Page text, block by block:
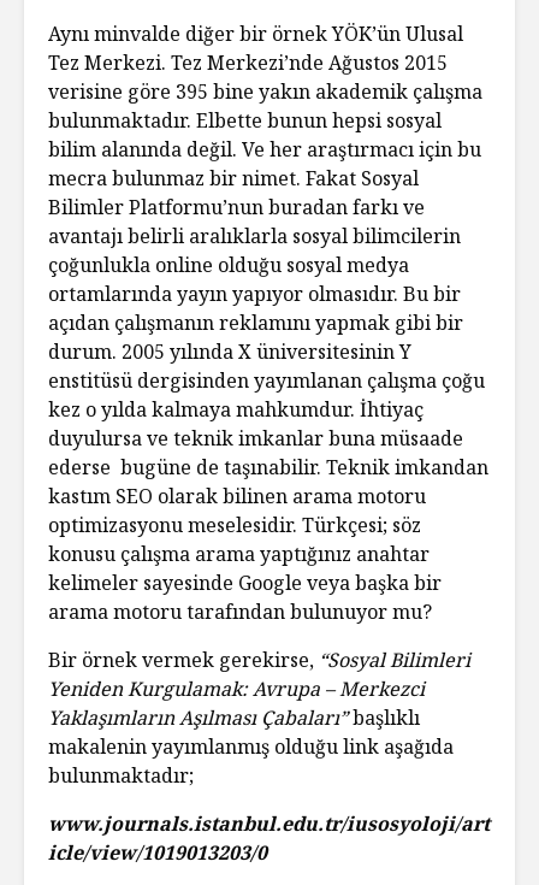
Aynı minvalde diğer bir örnek YÖK’ün Ulusal
Tez Merkezi. Tez Merkezi’nde Ağustos 2015
verisine göre 395 bine yakın akademik çalışma
bulunmaktadır. Elbette bunun hepsi sosyal
bilim alanında değil. Ve her araştırmacı için bu
mecra bulunmaz bir nimet. Fakat Sosyal
Bilimler Platformu’nun buradan farkı ve
avantajı belirli aralıklarla sosyal bilimcilerin
çoğunlukla online olduğu sosyal medya
ortamlarında yayın yapıyor olmasıdır. Bu bir
açıdan çalışmanın reklamını yapmak gibi bir
durum. 2005 yılında X üniversitesinin Y
enstitüsü dergisinden yayımlanan çalışma çoğu
kez o yılda kalmaya mahkumdur. İhtiyaç
duyulursa ve teknik imkanlar buna müsaade
ederse bugüne de taşınabilir. Teknik imkandan
kastım SEO olarak bilinen arama motoru
optimizasyonu meselesidir. Türkçesi; söz
konusu çalışma arama yaptığınız anahtar
kelimeler sayesinde Google veya başka bir
arama motoru tarafından bulunuyor mu?
Bir örnek vermek gerekirse, “Sosyal Bilimleri
Yeniden Kurgulamak: Avrupa – Merkezci
Yaklaşımların Aşılması Çabaları”başlıklı
makalenin yayımlanmış olduğu link aşağıda
bulunmaktadır;
www.journals.istanbul.edu.tr/iusosyoloji/art
icle/view/1019013203/0